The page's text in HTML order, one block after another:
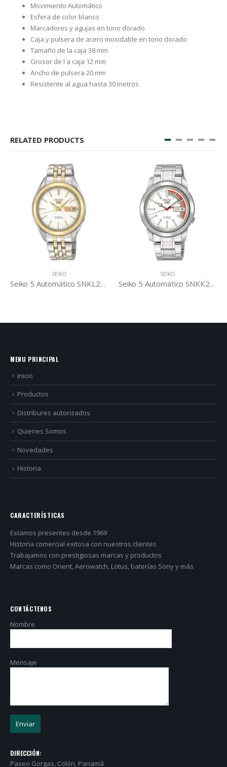
Movimiento Automático
Esfera de color blanco
Marcadores y agujas en tono dorado
Caja y pulsera de acero inoxidable en tono dorado
Tamaño de la caja 38 mm
Grosor de l a caja 12 mm
Ancho de pulsera 20 mm
Resistente al agua hasta 30 metros
RELATED PRODUCTS
SEIKO
Seiko 5 Automático SNKL24K1
SEIKO
Seiko 5 Automático SNKK25K1S
MENU PRINCIPAL
Inicio
Productos
Distribures autorizados
Quienes Somos
Novedades
Historia
CARACTERÍSTICAS
Estamos presentes desde 1969
Historia comercial exitosa con nuestros clientes
Trabajamos con prestigiosas marcas y productos
Marcas como Orient, Aerowatch, Lotus, baterías Sony y más
CONTÁCTENOS
Nombre
Mensaje
DIRECCIÓN:
Paseo Gorgas, Colón, Panamá